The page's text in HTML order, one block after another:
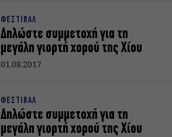
ΦΕΣΤΙΒΑΛ
Δηλώστε συμμετοχή για τη
μεγάλη γιορτή χορού της Χίου
01.08.2017
ΦΕΣΤΙΒΑΛ
Δηλώστε συμμετοχή για τη
μεγάλη γιορτή χορού της Χίου